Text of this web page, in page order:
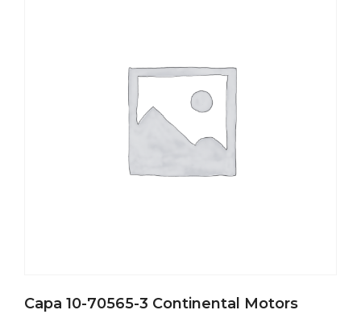
Capa 10-70565-3 Continental Motors